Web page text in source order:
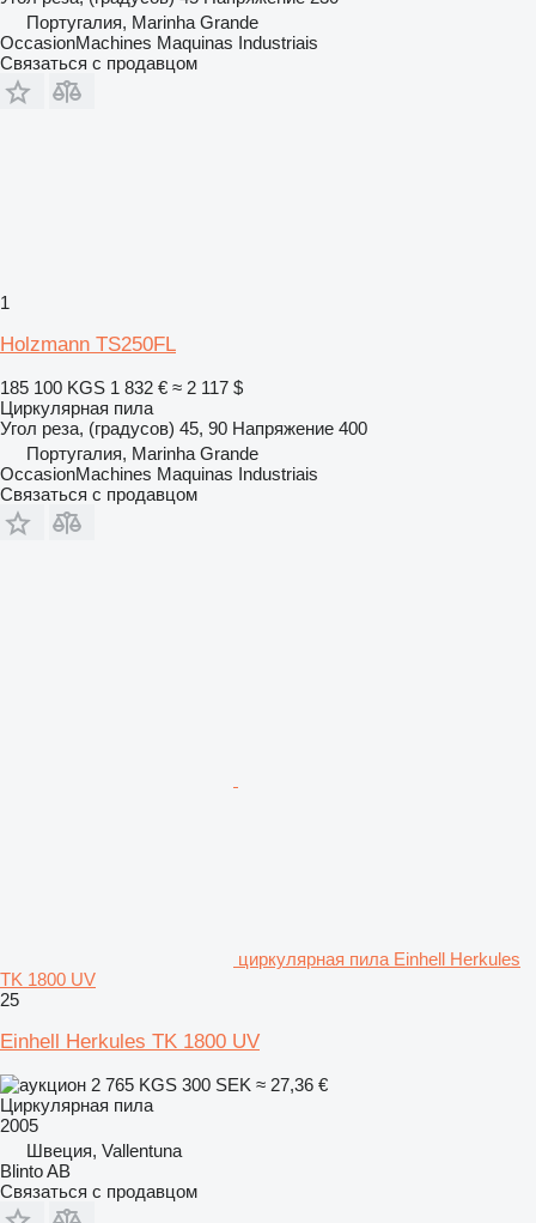
Португалия, Marinha Grande
OccasionMachines Maquinas Industriais
Связаться с продавцом
1
Holzmann TS250FL
185 100 KGS 1 832 € ≈ 2 117 $
Циркулярная пила
Угол реза, (градусов) 45, 90 Напряжение 400
Португалия, Marinha Grande
OccasionMachines Maquinas Industriais
Связаться с продавцом
циркулярная пила Einhell Herkules
TK 1800 UV
25
Einhell Herkules TK 1800 UV
2 765 KGS 300 SEK ≈ 27,36 €
Циркулярная пила
2005
Швеция, Vallentuna
Blinto AB
Связаться с продавцом